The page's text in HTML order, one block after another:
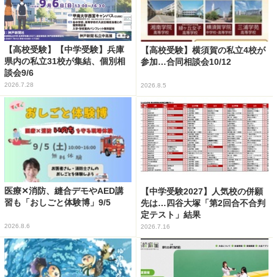
【高校受験】【中学受験】兵庫
県内の私立31校が集結、個別相
談会9/6
2026.7.28
【高校受験】横須賀の私立4校が
参加…合同相談会10/12
2026.8.5
医療✕消防、縫合デモやAED講
習も「おしごと体験博」9/5
2026.8.6
【中学受験2027】人気校の併願
先は…四谷大塚「第2回合不合判
定テスト」結果
2026.7.16